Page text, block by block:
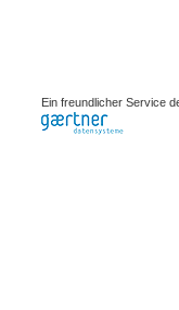
Ein freundlicher Service